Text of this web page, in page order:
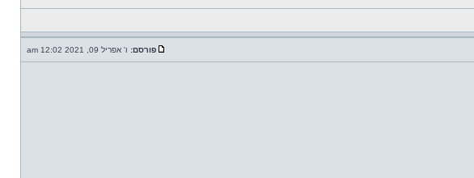
פורסם: ו' אפריל 09, 2021 12:02 am